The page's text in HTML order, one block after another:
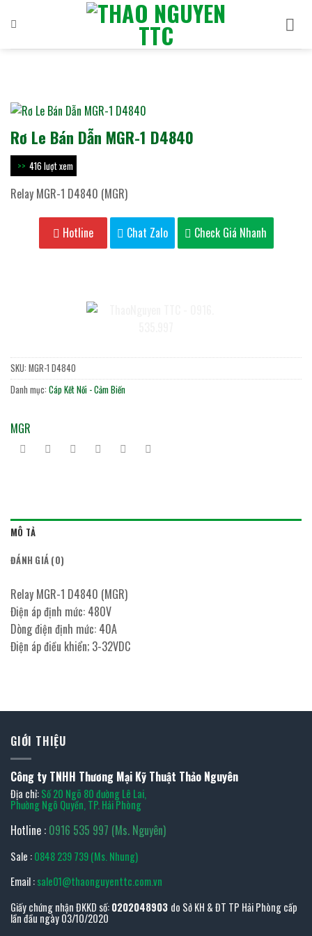
qua
Rơ Le Bán Dẫn MGR-1 D4840
416 lượt xem
Relay MGR-1 D4840 (MGR)
Hotline Chat Zalo Check Giá Nhanh
SKU: MGR-1 D4840
Danh mục: Cáp Kết Nối - Cảm Biến
MGR
MÔ TẢ
ĐÁNH GIÁ (0)
Relay MGR-1 D4840 (MGR)
Điện áp định mức: 480V
Dòng điện định mức: 40A
Điện áp điều khiển; 3-32VDC
GIỚI THIỆU
Công ty TNHH Thương Mại Kỹ Thuật Thảo Nguyên
Địa chỉ:Số 20 Ngõ 80 đường Lê Lai,
Phường Ngô Quyền, TP. Hải Phòng
Hotline : 0916 535 997 (Ms. Nguyên)
Sale :0848 239 739 (Ms. Nhung)
Email :sale01@thaonguyenttc.com.vn
Giấy chứng nhận ĐKKD số:0202048903 do Sở KH & ĐT TP Hải Phòng cấp
lần đầu ngày 03/10/2020